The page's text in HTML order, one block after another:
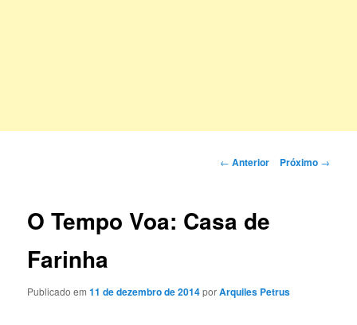
Navegação
← Anterior Próximo →
O Tempo Voa: Casa de
Farinha
Publicado em11 de dezembro de 2014porArquiles Petrus